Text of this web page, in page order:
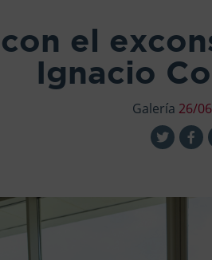
el
Ignacio
Galería 26/